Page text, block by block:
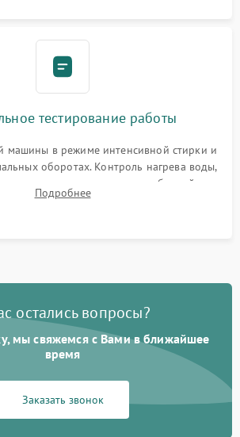
тестирование работы
машины в режиме интенсивной стирки и
оборотах. Контроль нагрева воды,
слива, отсутствия излишних вибраций,
стуков и протечек под корпусом.
Подробнее
остались вопросы?
мы свяжемся с Вами в ближайшее
время
Заказать звонок